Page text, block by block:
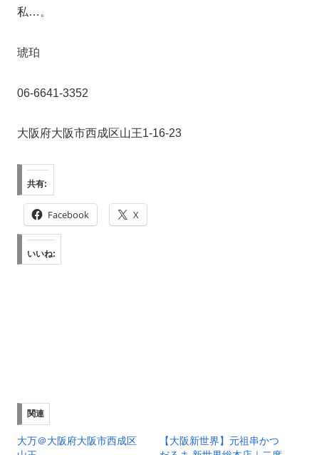
私…。
琥珀
06-6641-3352
大阪府大阪市西成区山王1-16-23
共有:
Facebook X
いいね:
関連
大万＠大阪府大阪市西成区
【大阪新世界】元祖串かつ